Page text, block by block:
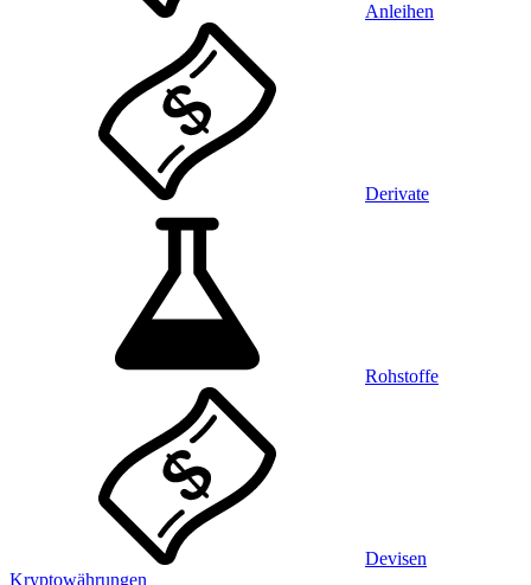
Anleihen
Derivate
Rohstoffe
Devisen
Kryptowährungen